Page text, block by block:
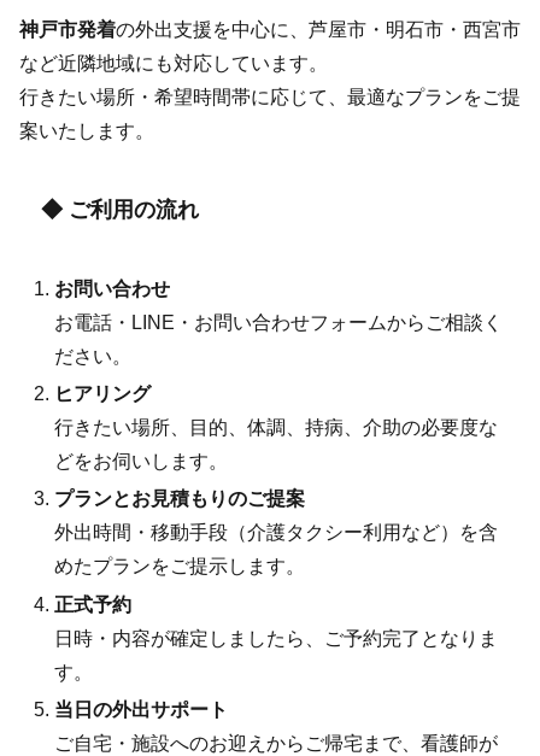
神戸市発着の外出支援を中心に、芦屋市・明石市・西宮市
など近隣地域にも対応しています。
行きたい場所・希望時間帯に応じて、最適なプランをご提
案いたします。
◆ ご利用の流れ
お問い合わせ
お電話・LINE・お問い合わせフォームからご相談く
ださい。
ヒアリング
行きたい場所、目的、体調、持病、介助の必要度な
どをお伺いします。
プランとお見積もりのご提案
外出時間・移動手段（介護タクシー利用など）を含
めたプランをご提示します。
正式予約
日時・内容が確定しましたら、ご予約完了となりま
す。
当日の外出サポート
ご自宅・施設へのお迎えからご帰宅まで、看護師が